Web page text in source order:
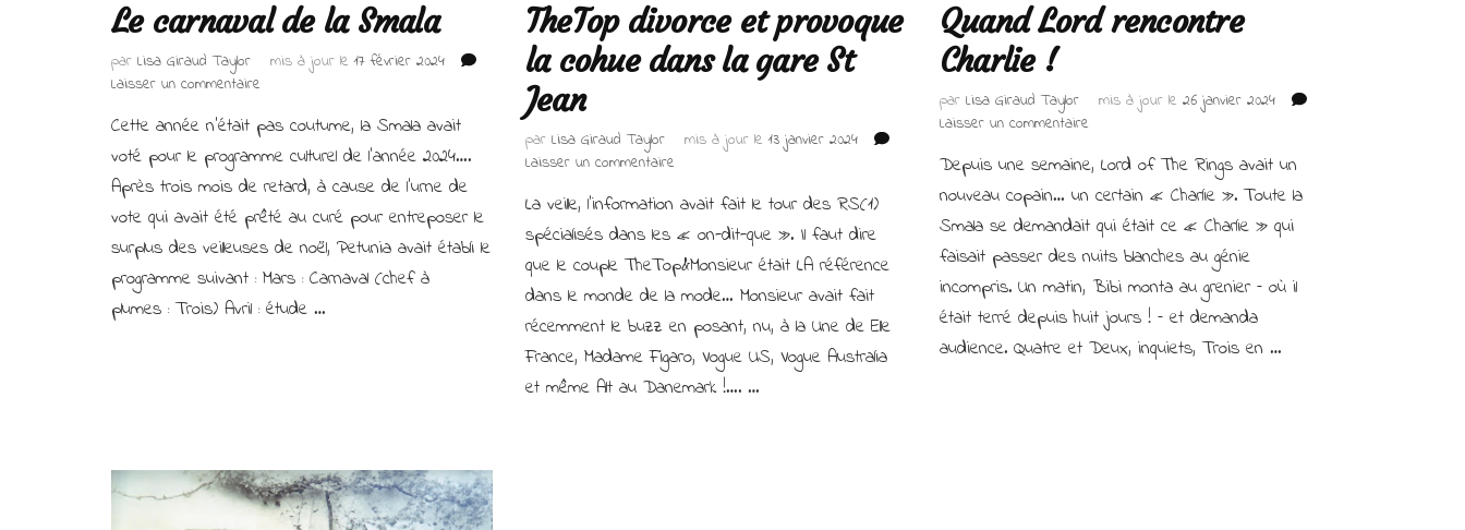
Le carnaval de la Smala
par Lisa Giraud Taylor mis à jour le17 février 2024
Laisser un commentaire
carnaval
de
Smala
Cette année n’était pas coutume, la Smala avait
voté pour le programme culturel de l’année 2024….
Après trois mois de retard, à cause de l’urne de
vote qui avait été prêté au curé pour entreposer le
surplus des veilleuses de noël, Petunia avait établi le
programme suivant : Mars : Carnaval (chef à
plumes : Trois) Avril : étude …
TheTop divorce et provoque
la cohue dans la gare St
Jean
par Lisa Giraud Taylor mis à jour le13 janvier 2024
Laisser un commentairesur
divorce
et
provoque
la
cohue
dans
gare
St
La veille, l’information avait fait le tour des RS(1)
spécialisés dans les « on-dit-que ». Il faut dire
que le couple TheTop&Monsieur était LA référence
dans le monde de la mode… Monsieur avait fait
récemment le buzz en posant, nu, à la Une de Elle
France, Madame Figaro, Vogue US, Vogue Australia
et même Alt au Danemark !…. …
Quand Lord rencontre
Charlie !
par Lisa Giraud Taylor mis à jour le 26 janvier 2024
Laisser un commentairesur
Lord
rencontre
Charlie !
Depuis une semaine, Lord of The Rings avait un
nouveau copain… un certain « Charlie ». Toute la
Smala se demandait qui était ce « Charlie » qui
faisait passer des nuits blanches au génie
incompris. Un matin, Bibi monta au grenier – où il
était terré depuis huit jours ! – et demanda
audience. Quatre et Deux, inquiets, Trois en …